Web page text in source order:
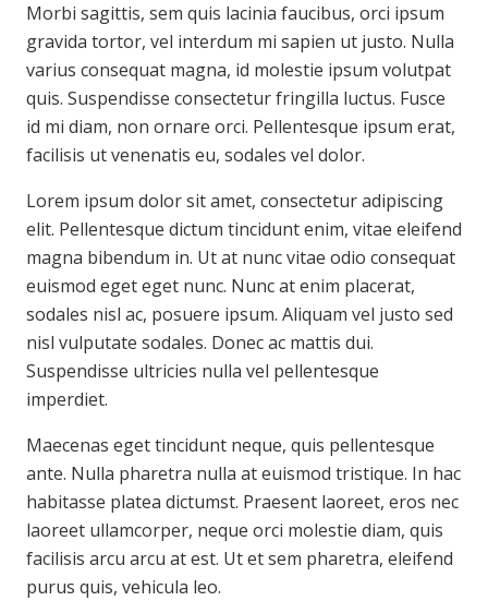
Morbi sagittis, sem quis lacinia faucibus, orci ipsum
gravida tortor, vel interdum mi sapien ut justo. Nulla
varius consequat magna, id molestie ipsum volutpat
quis. Suspendisse consectetur fringilla luctus. Fusce
id mi diam, non ornare orci. Pellentesque ipsum erat,
facilisis ut venenatis eu, sodales vel dolor.
Lorem ipsum dolor sit amet, consectetur adipiscing
elit. Pellentesque dictum tincidunt enim, vitae eleifend
magna bibendum in. Ut at nunc vitae odio consequat
euismod eget eget nunc. Nunc at enim placerat,
sodales nisl ac, posuere ipsum. Aliquam vel justo sed
nisl vulputate sodales. Donec ac mattis dui.
Suspendisse ultricies nulla vel pellentesque
imperdiet.
Maecenas eget tincidunt neque, quis pellentesque
ante. Nulla pharetra nulla at euismod tristique. In hac
habitasse platea dictumst. Praesent laoreet, eros nec
laoreet ullamcorper, neque orci molestie diam, quis
facilisis arcu arcu at est. Ut et sem pharetra, eleifend
purus quis, vehicula leo.